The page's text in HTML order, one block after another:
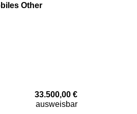
Other
33.500,00 €
ausweisbar